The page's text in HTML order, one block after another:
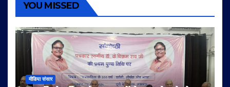
YOU MISSED
मीडिया संसार